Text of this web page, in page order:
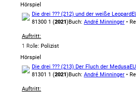
Hörspiel
Die drei ??? (212) und der weiße Leopard
81300 1 (2021)Buch: André Minninger•
Auftritt:
1 Rolle: Polizist
Hörspiel
Die drei ??? (213) Der Fluch der Medusa
81301 1 (2021)Buch: André Minninger•
Auftritt: